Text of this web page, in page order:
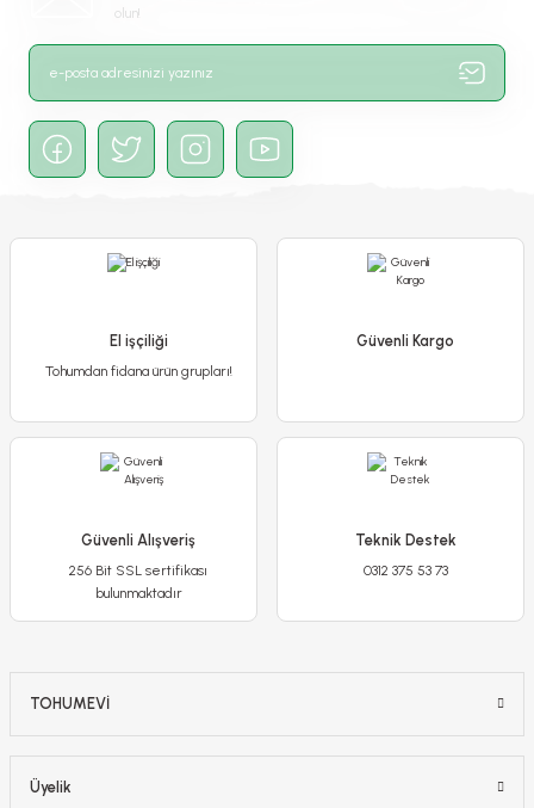
Gönder
Abba Lale Soğanı
Stokta Yok
Akebono Lale Soğanı
50,00 TL
Stokta Yok
Alaaddin Lale Soğanı
Rococo Parrot Lale Soğanı - Tulipa
75,00 TL
Antartica Lale Soğanı - Tulipa
99,00 TL
olun!
El işçiliği
Tohumdan fidana ürün grupları!
Güvenli Kargo
Güvenli Alışveriş
256 Bit SSL sertifikası
bulunmaktadır
Teknik Destek
0312 375 53 73
TOHUMEVİ
Üyelik